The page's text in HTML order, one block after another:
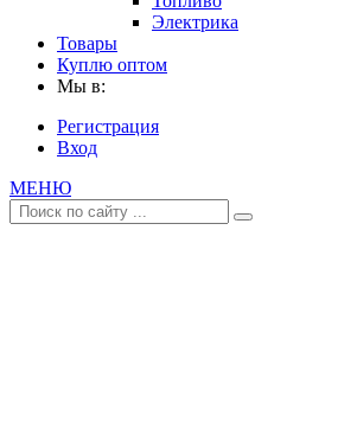
Электрика
Товары
Куплю оптом
Мы в:
Регистрация
Вход
МЕНЮ